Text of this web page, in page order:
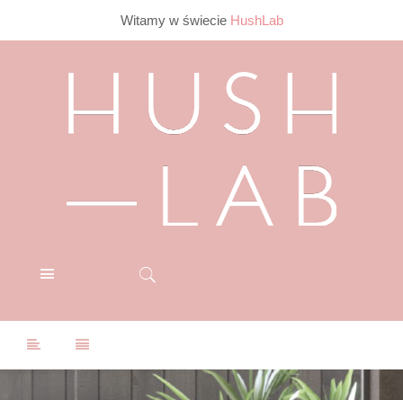
Witamy w świecie HushLab